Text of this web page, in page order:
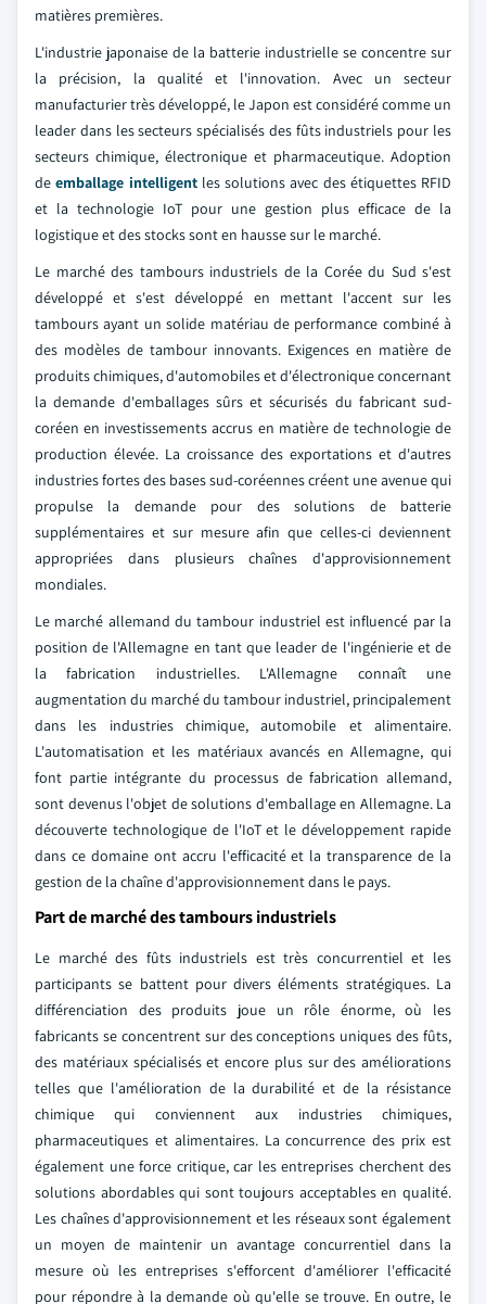
matières premières.
L'industrie japonaise de la batterie industrielle se concentre sur
la précision, la qualité et l'innovation. Avec un secteur
manufacturier très développé, le Japon est considéré comme un
leader dans les secteurs spécialisés des fûts industriels pour les
secteurs chimique, électronique et pharmaceutique. Adoption
deemballage intelligentles solutions avec des étiquettes RFID
et la technologie IoT pour une gestion plus efficace de la
logistique et des stocks sont en hausse sur le marché.
Le marché des tambours industriels de la Corée du Sud s'est
développé et s'est développé en mettant l'accent sur les
tambours ayant un solide matériau de performance combiné à
des modèles de tambour innovants. Exigences en matière de
produits chimiques, d'automobiles et d'électronique concernant
la demande d'emballages sûrs et sécurisés du fabricant sud-
coréen en investissements accrus en matière de technologie de
production élevée. La croissance des exportations et d'autres
industries fortes des bases sud-coréennes créent une avenue qui
propulse la demande pour des solutions de batterie
supplémentaires et sur mesure afin que celles-ci deviennent
appropriées dans plusieurs chaînes d'approvisionnement
mondiales.
Le marché allemand du tambour industriel est influencé par la
position de l'Allemagne en tant que leader de l'ingénierie et de
la fabrication industrielles. L'Allemagne connaît une
augmentation du marché du tambour industriel, principalement
dans les industries chimique, automobile et alimentaire.
L'automatisation et les matériaux avancés en Allemagne, qui
font partie intégrante du processus de fabrication allemand,
sont devenus l'objet de solutions d'emballage en Allemagne. La
découverte technologique de l'IoT et le développement rapide
dans ce domaine ont accru l'efficacité et la transparence de la
gestion de la chaîne d'approvisionnement dans le pays.
Part de marché des tambours industriels
Le marché des fûts industriels est très concurrentiel et les
participants se battent pour divers éléments stratégiques. La
différenciation des produits joue un rôle énorme, où les
fabricants se concentrent sur des conceptions uniques des fûts,
des matériaux spécialisés et encore plus sur des améliorations
telles que l'amélioration de la durabilité et de la résistance
chimique qui conviennent aux industries chimiques,
pharmaceutiques et alimentaires. La concurrence des prix est
également une force critique, car les entreprises cherchent des
solutions abordables qui sont toujours acceptables en qualité.
Les chaînes d'approvisionnement et les réseaux sont également
un moyen de maintenir un avantage concurrentiel dans la
mesure où les entreprises s'efforcent d'améliorer l'efficacité
pour répondre à la demande où qu'elle se trouve. En outre, le